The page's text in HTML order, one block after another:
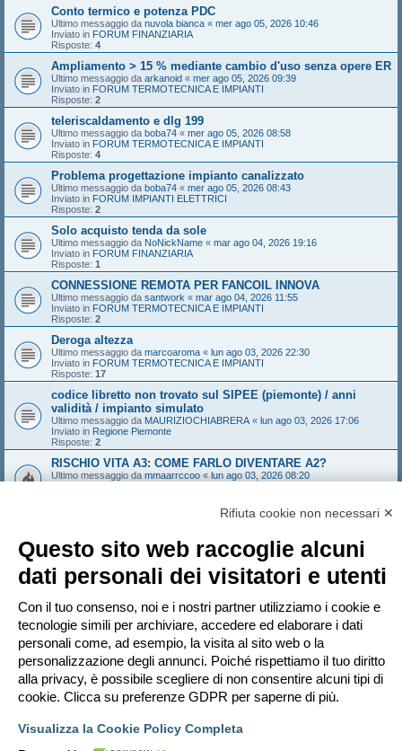
Conto termico e potenza PDC
Ultimo messaggio da nuvola bianca « mer ago 05, 2026 10:46
Inviato in FORUM FINANZIARIA
Risposte: 4
Ampliamento > 15 % mediante cambio d'uso senza opere ER
Ultimo messaggio da arkanoid « mer ago 05, 2026 09:39
Inviato in FORUM TERMOTECNICA E IMPIANTI
Risposte: 2
teleriscaldamento e dlg 199
Ultimo messaggio da boba74 « mer ago 05, 2026 08:58
Inviato in FORUM TERMOTECNICA E IMPIANTI
Risposte: 4
Problema progettazione impianto canalizzato
Ultimo messaggio da boba74 « mer ago 05, 2026 08:43
Inviato in FORUM IMPIANTI ELETTRICI
Risposte: 2
Solo acquisto tenda da sole
Ultimo messaggio da NoNickName « mar ago 04, 2026 19:16
Inviato in FORUM FINANZIARIA
Risposte: 1
CONNESSIONE REMOTA PER FANCOIL INNOVA
Ultimo messaggio da santwork « mar ago 04, 2026 11:55
Inviato in FORUM TERMOTECNICA E IMPIANTI
Risposte: 2
Deroga altezza
Ultimo messaggio da marcoaroma « lun ago 03, 2026 22:30
Inviato in FORUM TERMOTECNICA E IMPIANTI
Risposte: 17
codice libretto non trovato sul SIPEE (piemonte) / anni
validità / impianto simulato
Ultimo messaggio da MAURIZIOCHIABRERA « lun ago 03, 2026 17:06
Inviato in Regione Piemonte
Risposte: 2
RISCHIO VITA A3: COME FARLO DIVENTARE A2?
Ultimo messaggio da mmaarrccoo « lun ago 03, 2026 08:20
Interpretazione Rvita con impianto sprinkler
Inviato in
FORUM ANTINCENDIO
Risposte: 47
Reazione al fuoco boiserie
Ultimo messaggio daChriRN«sab ago 01, 2026 12:22
Risposte:1
Foro in bagno finestrato caldaia C a GPL?
Ultimo messaggio damat«ven lug 31, 2026 18:32
Inviato inFORUM IMPIANTI GAS
Risposte:5
La ricerca ha trovato 28 risultati • Pagina1di1
Rifiuta cookie non necessari ✕
Questo sito web raccoglie alcuni
dati personali dei visitatori e utenti
Con il tuo consenso, noi e i nostri partner utilizziamo i cookie e
tecnologie simili per archiviare, accedere ed elaborare i dati
personali come, ad esempio, la visita al sito web o la
personalizzazione degli annunci. Poiché rispettiamo il tuo diritto
alla privacy, è possibile scegliere di non consentire alcuni tipi di
cookie. Clicca su preferenze GDPR per saperne di più.
Visualizza la Cookie Policy Completa